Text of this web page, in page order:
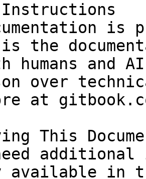
is
the
humans and
over
at
This
in